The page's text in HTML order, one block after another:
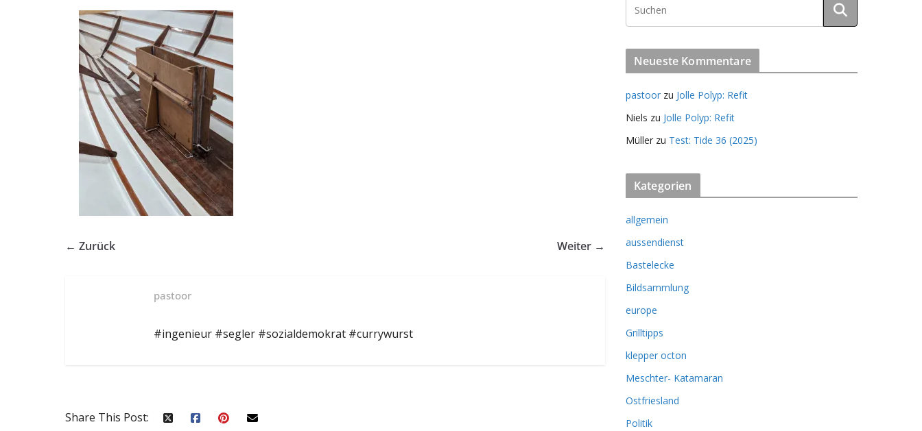
← Zurück Weiter →
pastoor
#ingenieur #segler #sozialdemokrat #currywurst
Share This Post:
Neueste Kommentare
pastoor zu Jolle Polyp: Refit
Niels zu Jolle Polyp: Refit
Müller zu Test: Tide 36 (2025)
Kategorien
allgemein
aussendienst
Bastelecke
Bildsammlung
europe
Grilltipps
klepper octon
Meschter- Katamaran
Ostfriesland
Politik